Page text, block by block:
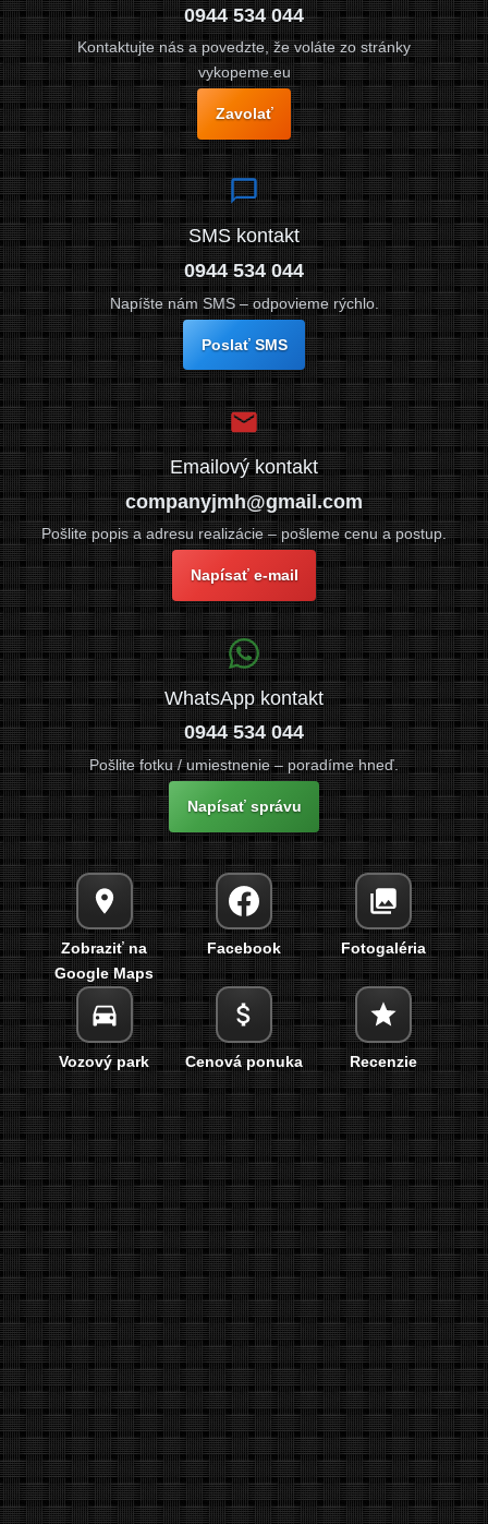
0944 534 044
Kontaktujte nás a povedzte, že voláte zo stránky
vykopeme.eu
Zavolať
SMS kontakt
0944 534 044
Napíšte nám SMS – odpovieme rýchlo.
Poslať SMS
Emailový kontakt
companyjmh@gmail.com
Pošlite popis a adresu realizácie – pošleme cenu a postup.
Napísať e-mail
WhatsApp kontakt
0944 534 044
Pošlite fotku / umiestnenie – poradíme hneď.
Napísať správu
Zobraziť na
Google Maps
Facebook Fotogaléria
Vozový park Cenová ponuka Recenzie